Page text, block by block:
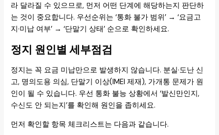
라 달라질 수 있으므로, 먼저 어떤 단계에 해당하는지 판단하
는 것이 중요합니다. 우선순위는 ‘통화 불가 범위’ → ‘요금고
지·미납 여부’ → ‘단말기 상태’ 순으로 확인하세요.
정지 원인별 세부점검
정지는 꼭 요금 미납만으로 발생하지 않습니다. 분실·도난 신
고, 명의도용 의심, 단말기 이상(IMEI 제재), 가개통 문제가 원
인이 될 수 있습니다. 우선 통화 불능 상황에서 ‘발신만인지,
수신도 안 되는지’를 확인해 원인을 좁히세요.
먼저 확인할 항목 체크리스트는 다음과 같습니다.